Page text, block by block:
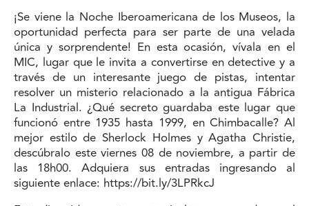
¡Se viene la Noche Iberoamericana de los Museos, la
oportunidad perfecta para ser parte de una velada
única y sorprendente! En esta ocasión, vívala en el
MIC, lugar que le invita a convertirse en detective y a
través de un interesante juego de pistas, intentar
resolver un misterio relacionado a la antigua Fábrica
La Industrial. ¿Qué secreto guardaba este lugar que
funcionó entre 1935 hasta 1999, en Chimbacalle? Al
mejor estilo de Sherlock Holmes y Agatha Christie,
descúbralo este viernes 08 de noviembre, a partir de
las 18h00. Adquiera sus entradas ingresando al
siguiente enlace: https://bit.ly/3LPRkcJ